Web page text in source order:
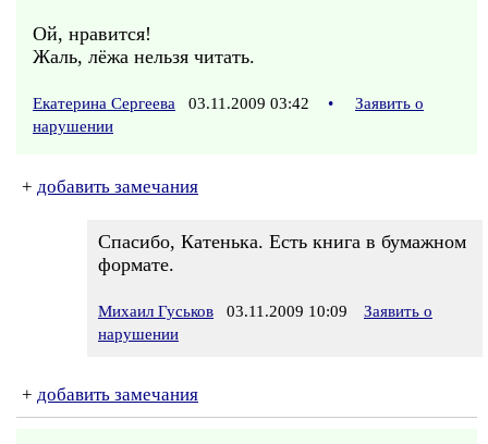
Ой, нравится!
Жаль, лёжа нельзя читать.
Екатерина Сергеева 03.11.2009 03:42 •
Заявить о
нарушении
+ добавить замечания
Спасибо, Катенька. Есть книга в бумажном
формате.
Михаил Гуськов 03.11.2009 10:09
Заявить о
нарушении
+ добавить замечания